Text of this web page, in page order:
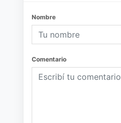
Nombre
Comentario